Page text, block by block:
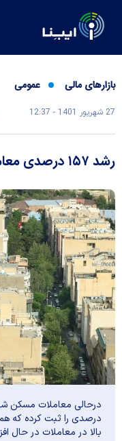
بازارهای مالی عمومی
27 شهريور 1401 - 12:37
رشد ۱۵۷ درصدی معاملات خانه‌های ۲۰ سال به بالا
بالا در معاملات در حال